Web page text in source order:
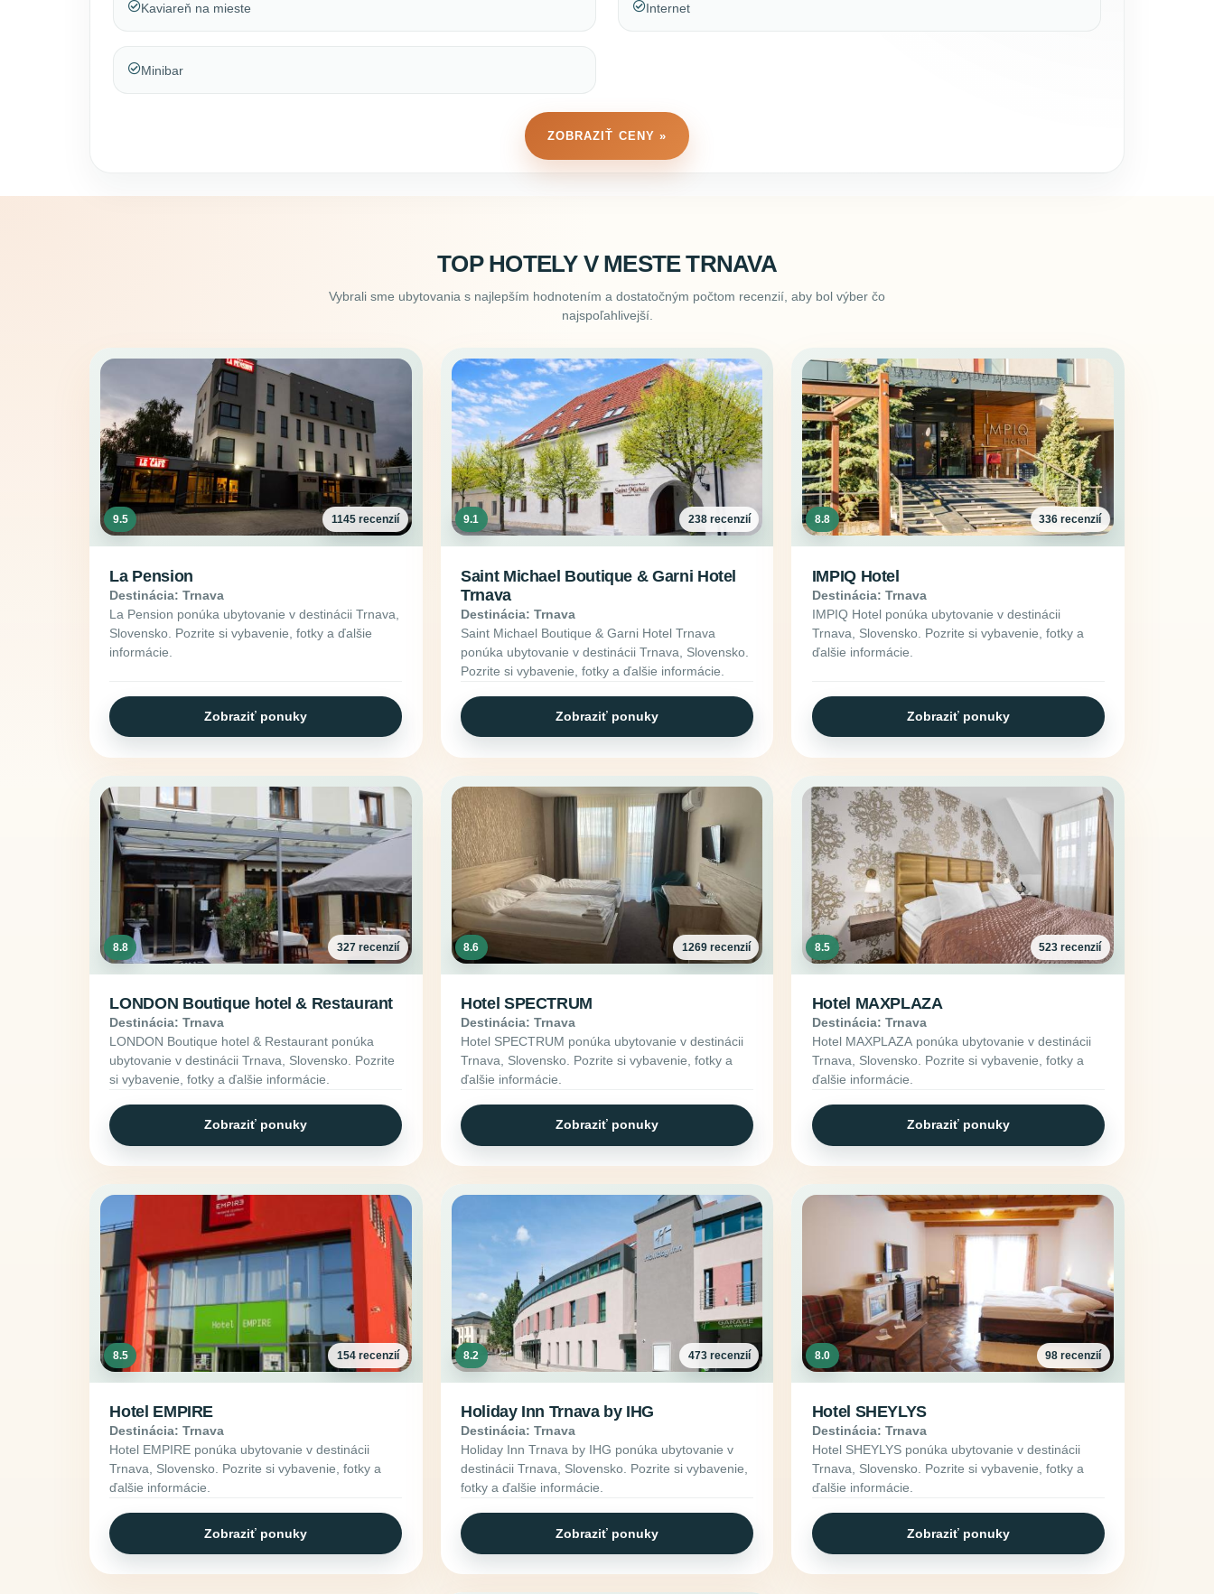
Kaviareň na mieste
Minibar
Internet
ZOBRAZIŤ CENY »
TOP HOTELY V MESTE TRNAVA
Vybrali sme ubytovania s najlepším hodnotením a dostatočným počtom recenzií, aby bol výber čo
najspoľahlivejší.
9.5 1145 recenzií
La Pension
Destinácia: Trnava
La Pension ponúka ubytovanie v destinácii Trnava,
Slovensko. Pozrite si vybavenie, fotky a ďalšie
informácie.
Zobraziť ponuky
9.1 238 recenzií
Saint Michael Boutique & Garni Hotel
Trnava
Destinácia: Trnava
Saint Michael Boutique & Garni Hotel Trnava
ponúka ubytovanie v destinácii Trnava, Slovensko.
Pozrite si vybavenie, fotky a ďalšie informácie.
Zobraziť ponuky
8.8 336 recenzií
IMPIQ Hotel
Destinácia: Trnava
IMPIQ Hotel ponúka ubytovanie v destinácii
Trnava, Slovensko. Pozrite si vybavenie, fotky a
ďalšie informácie.
Zobraziť ponuky
8.8 327 recenzií
LONDON Boutique hotel & Restaurant
Destinácia: Trnava
LONDON Boutique hotel & Restaurant ponúka
ubytovanie v destinácii Trnava, Slovensko. Pozrite
si vybavenie, fotky a ďalšie informácie.
Zobraziť ponuky
8.6 1269 recenzií
Hotel SPECTRUM
Destinácia: Trnava
Hotel SPECTRUM ponúka ubytovanie v destinácii
Trnava, Slovensko. Pozrite si vybavenie, fotky a
ďalšie informácie.
Zobraziť ponuky
8.5 523 recenzií
Hotel MAXPLAZA
Destinácia: Trnava
Hotel MAXPLAZA ponúka ubytovanie v destinácii
Trnava, Slovensko. Pozrite si vybavenie, fotky a
ďalšie informácie.
Zobraziť ponuky
8.5 154 recenzií
Hotel EMPIRE
Destinácia: Trnava
Hotel EMPIRE ponúka ubytovanie v destinácii
Trnava, Slovensko. Pozrite si vybavenie, fotky a
ďalšie informácie.
Zobraziť ponuky
8.2 473 recenzií
Holiday Inn Trnava by IHG
Destinácia: Trnava
Holiday Inn Trnava by IHG ponúka ubytovanie v
destinácii Trnava, Slovensko. Pozrite si vybavenie,
fotky a ďalšie informácie.
Zobraziť ponuky
8.0 98 recenzií
Hotel SHEYLYS
Destinácia: Trnava
Hotel SHEYLYS ponúka ubytovanie v destinácii
Trnava, Slovensko. Pozrite si vybavenie, fotky a
ďalšie informácie.
Zobraziť ponuky